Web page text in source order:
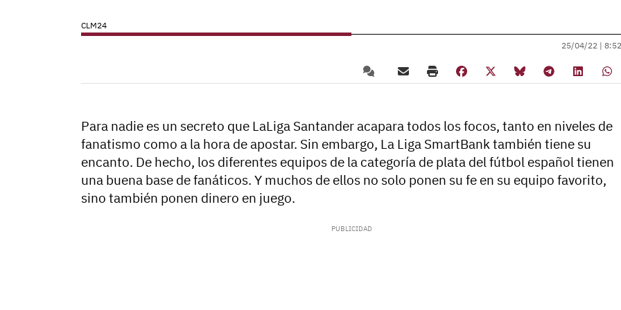
CLM24
25/04/22 | 8:52
Para nadie es un secreto que LaLiga Santander acapara todos los focos, tanto en niveles de
fanatismo como a la hora de apostar. Sin embargo, La Liga SmartBank también tiene su
encanto. De hecho, los diferentes equipos de la categoría de plata del fútbol español tienen
una buena base de fanáticos. Y muchos de ellos no solo ponen su fe en su equipo favorito,
sino también ponen dinero en juego.